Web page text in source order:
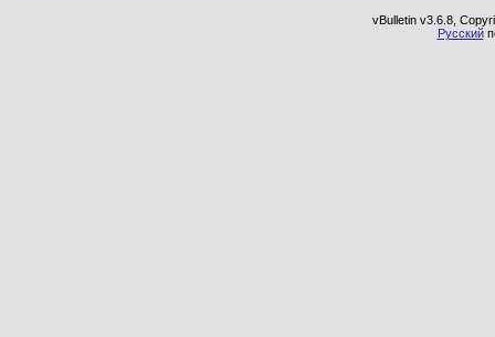
vBulletin v3.6.8,
Русский